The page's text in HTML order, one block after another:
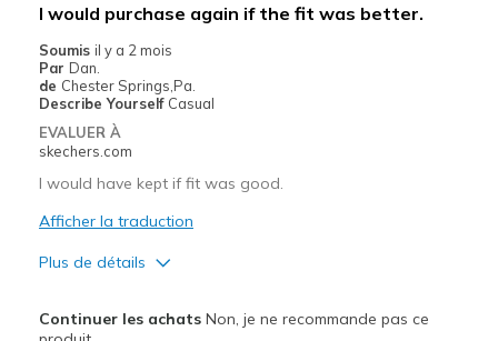
I would purchase again if the fit was better.
Soumis il y a 2 mois
Par Dan.
de Chester Springs,Pa.
Describe Yourself Casual
EVALUER À
skechers.com
I would have kept if fit was good.
Afficher la traduction
Plus de détails
Comfortable
Continuer les achatsNon, je ne recommande pas ce